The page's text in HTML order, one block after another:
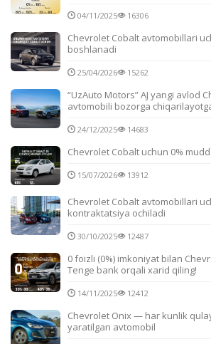
04/11/2025 16306
Chevrolet Cobalt avtomobillari
boshlanadi
25/04/2026 15262
“UzAuto Motors” AJ yangi avlod
avtomobili bozorga
24/12/2025 14683
Chevrolet Cobalt uchun 0%
15/07/2026 13912
Chevrolet Cobalt avtomobillari
kontraktatsiya ochiladi
30/10/2025 12487
0 foizli (0%) imkoniyat bilan
Tenge bank orqali xarid qiling!
14/11/2025 12412
Chevrolet Onix — har kunlik
yaratilgan avtomobil